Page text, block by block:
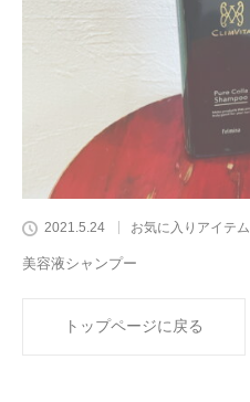
2021.5.24 お気に入りアイテム
美容液シャンプー
トップページに戻る